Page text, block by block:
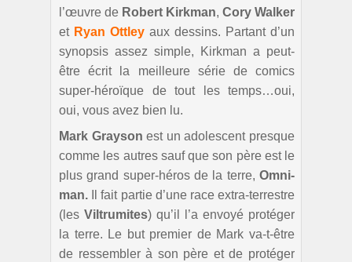
l’œuvre de Robert Kirkman, Cory Walker
et Ryan Ottley aux dessins. Partant d’un
synopsis assez simple, Kirkman a peut-
être écrit la meilleure série de comics
super-héroïque de tout les temps…oui,
oui, vous avez bien lu.
Mark Grayson est un adolescent presque
comme les autres sauf que son père est le
plus grand super-héros de la terre, Omni-
man. Il fait partie d’une race extra-terrestre
(les Viltrumites) qu’il l’a envoyé protéger
la terre. Le but premier de Mark va-t-être
de ressembler à son père et de protéger